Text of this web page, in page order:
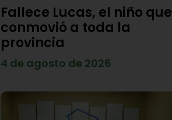
Fallece Lucas, el niño que
conmovió a toda la
provincia
4 de agosto de 2026